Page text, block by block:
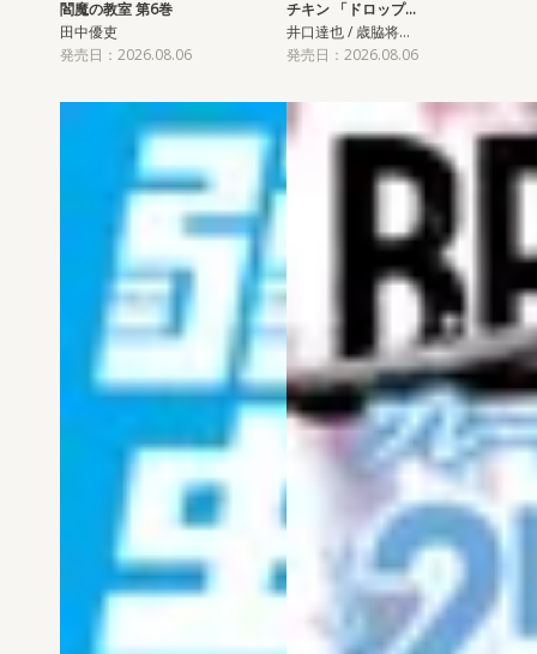
閻魔の教室 第6巻
田中優吏
発売日：2026.08.06
チキン 「ドロップ…
井口達也 / 歳脇将…
発売日：2026.08.06